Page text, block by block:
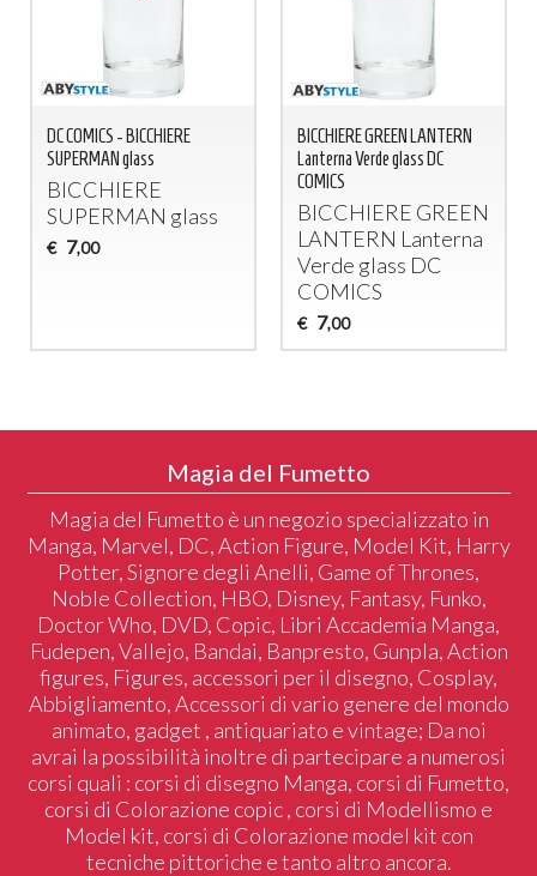
DC COMICS - BICCHIERE
SUPERMAN glass
BICCHIERE
SUPERMAN glass
€ 7,00
BICCHIERE GREEN LANTERN
Lanterna Verde glass DC
COMICS
BICCHIERE GREEN
LANTERN Lanterna
Verde glass DC
COMICS
€ 7,00
Magia del Fumetto
Magia del Fumetto è un negozio specializzato in
Manga, Marvel, DC, Action Figure, Model Kit, Harry
Potter, Signore degli Anelli, Game of Thrones,
Noble Collection, HBO, Disney, Fantasy, Funko,
Doctor Who, DVD, Copic, Libri Accademia Manga,
Fudepen, Vallejo, Bandai, Banpresto, Gunpla, Action
figures, Figures, accessori per il disegno, Cosplay,
Abbigliamento, Accessori di vario genere del mondo
animato, gadget , antiquariato e vintage; Da noi
avrai la possibilità inoltre di partecipare a numerosi
corsi quali : corsi di disegno Manga, corsi di Fumetto,
corsi di Colorazione copic , corsi di Modellismo e
Model kit, corsi di Colorazione model kit con
tecniche pittoriche e tanto altro ancora.